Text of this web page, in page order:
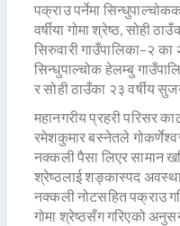
पक्राउ पर्नेमा
वर्षीया गोमा श्रेष्ठ, सोही
सिरुवारी गाउँपालिका–२ का
सिन्धुपाल्चोक हेलम्बु
र सोही ठाउँका २३ वर्षीय
महानगरीय प्रहरी परिसर
रमेशकुमार बस्नेतले
नक्कली पैसा लिएर सामान
श्रेष्ठलाई शङ्कास्पद
नक्कली नोटसहित पक्राउ
गोमा श्रेष्ठसँग गरिएको